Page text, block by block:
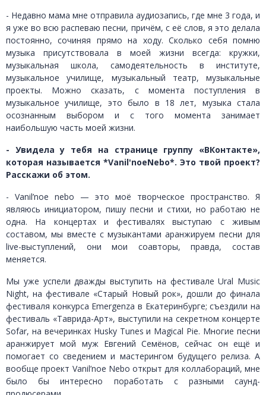
- Недавно мама мне отправила аудиозапись, где мне 3 года, и
я уже во всю распеваю песни, причём, с её слов, я это делала
постоянно, сочиняя прямо на ходу. Сколько себя помню
музыка присутствовала в моей жизни всегда: кружки,
музыкальная школа, самодеятельность в институте,
музыкальное училище, музыкальный театр, музыкальные
проекты. Можно сказать, с момента поступления в
музыкальное училище, это было в 18 лет, музыка стала
осознанным выбором и с того момента занимает
наибольшую часть моей жизни.
- Увидела у тебя на странице группу «ВКонтакте»,
которая называется *Vanil'noeNebo*. Это твой проект?
Расскажи об этом.
- Vanil’noe nebo — это моё творческое пространство. Я
являюсь инициатором, пишу песни и стихи, но работаю не
одна. На концертах и фестивалях выступаю с живым
составом, мы вместе с музыкантами аранжируем песни для
live-выступлений, они мои соавторы, правда, состав
меняется.
Мы уже успели дважды выступить на фестивале Ural Music
Night, на фестивале «Старый Новый рок», дошли до финала
фестиваля конкурса Emergenza в Екатеринбурге; съездили на
фестиваль «Таврида-Арт», выступили на секретном концерте
Sofar, на вечеринках Husky Tunes и Magical Pie. Многие песни
аранжирует мой муж Евгений Семёнов, сейчас он ещё и
помогает со сведением и мастерингом будущего релиза. А
вообще проект Vanil’noe Nebo открыт для коллабораций, мне
было бы интересно поработать с разными саунд-